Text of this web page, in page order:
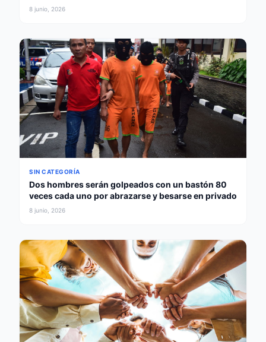
8 junio, 2026
SIN CATEGORÍA
Dos hombres serán golpeados con un bastón 80
veces cada uno por abrazarse y besarse en privado
8 junio, 2026